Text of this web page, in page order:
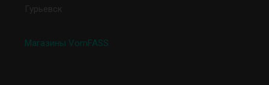
Гурьевск
Магазины VomFASS